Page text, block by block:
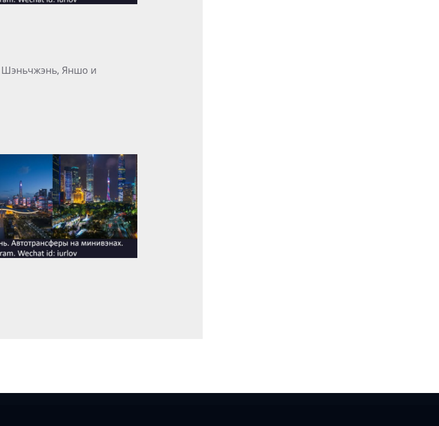
Шэньчжэнь, Яншо и